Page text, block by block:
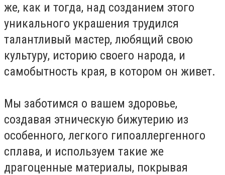
же, как и тогда, над созданием этого
уникального украшения трудился
талантливый мастер, любящий свою
культуру, историю своего народа, и
самобытность края, в котором он живет.
Мы заботимся о вашем здоровье,
создавая этническую бижутерию из
особенного, легкого гипоаллергенного
сплава, и используем такие же
драгоценные материалы, покрывая